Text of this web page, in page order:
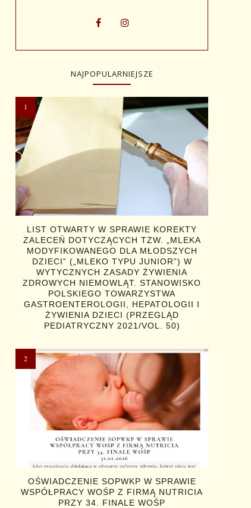
NAJPOPULARNIEJSZE
LIST OTWARTY W SPRAWIE KOREKTY
ZALECEŃ DOTYCZĄCYCH TZW. „MLEKA
MODYFIKOWANEGO DLA MŁODSZYCH
DZIECI” („MLEKO TYPU JUNIOR”) W
WYTYCZNYCH ZASADY ŻYWIENIA
ZDROWYCH NIEMOWLĄT. STANOWISKO
POLSKIEGO TOWARZYSTWA
GASTROENTEROLOGII, HEPATOLOGII I
ŻYWIENIA DZIECI (PRZEGLĄD
PEDIATRYCZNY 2021/VOL. 50)
OŚWIADCZENIE SOPWKP W SPRAWIE
WSPÓŁPRACY WOŚP Z FIRMĄ NUTRICIA
PRZY 34. FINALE WOŚP